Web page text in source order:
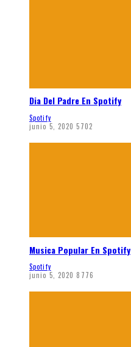
Dia Del Padre En Spotify
Spotify
junio 5, 2020 5702
Musica Popular En Spotify
Spotify
junio 5, 2020 8776